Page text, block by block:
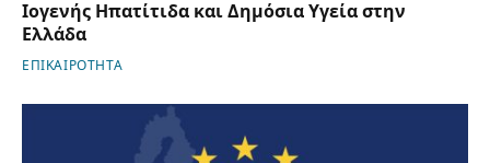
Ιογενής Ηπατίτιδα και Δημόσια Υγεία στην
Ελλάδα
ΕΠΙΚΑΙΡΟΤΗΤΑ